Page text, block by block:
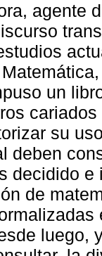
agente
un
su
deben
decidido e
de
luego,